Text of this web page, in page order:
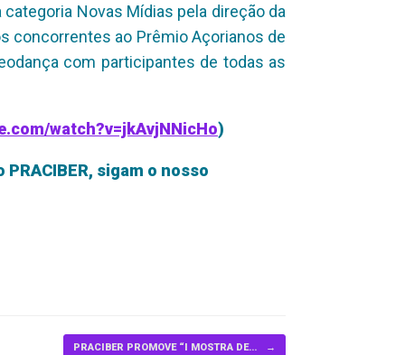
Novas Mídias pela direção da
concorrentes ao Prêmio Açorianos de
com participantes de todas as
watch?v=jkAvjNNicHo)
sigam o nosso
PRACIBER PROMOVE “I MOSTRA DE… →